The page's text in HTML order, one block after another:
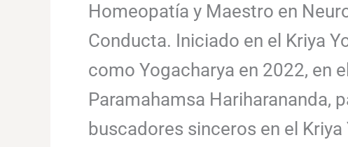
Homeopatía y Maestro en
Conducta. Iniciado en el Kriya
como Yogacharya en 2022, en
Paramahamsa Hariharananda,
buscadores sinceros en el